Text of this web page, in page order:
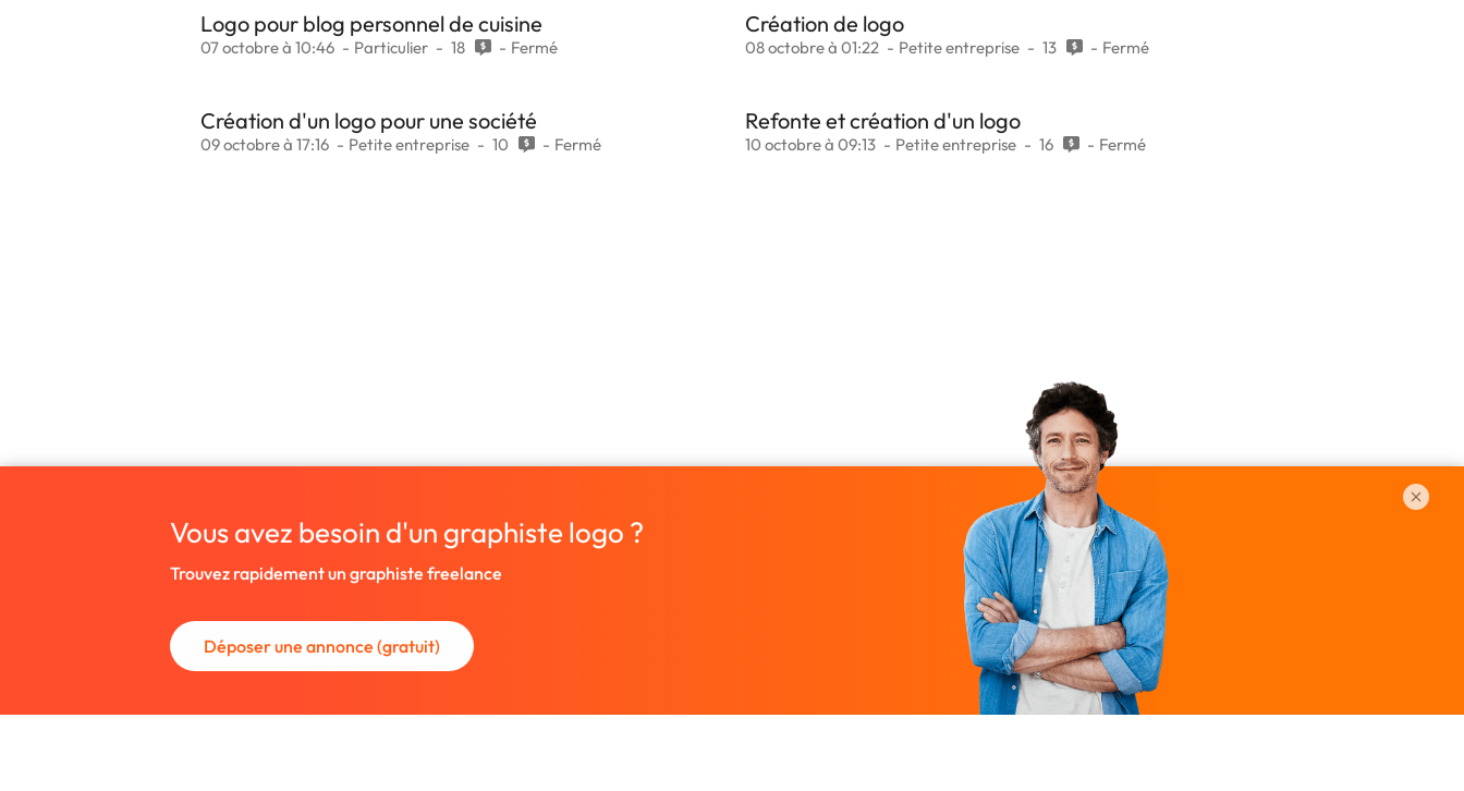
Logo pour blog personnel de cuisine
07 octobre à 10:46 Particulier 18 Fermé
Création de logo
08 octobre à 01:22 Petite entreprise 13 Fermé
Création d'un logo pour une société
09 octobre à 17:16 Petite entreprise 10 Fermé
Refonte et création d'un logo
10 octobre à 09:13 Petite entreprise 16 Fermé
Vous avez besoin d'un graphiste logo ?
Trouvez rapidement un graphiste freelance
Déposer une annonce (gratuit)